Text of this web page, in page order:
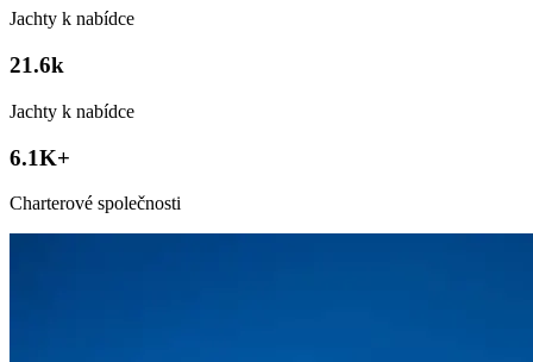
Jachty k nabídce
21.6k
Jachty k nabídce
6.1K+
Charterové společnosti